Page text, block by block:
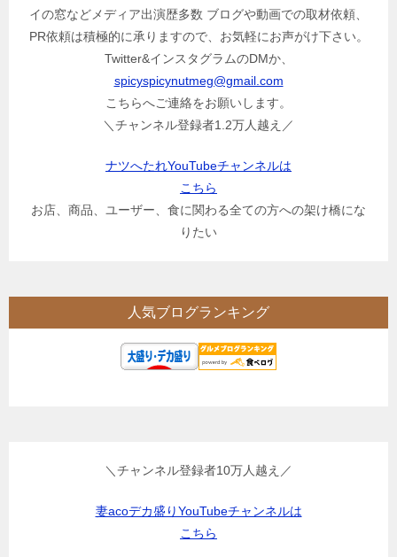
イの窓などメディア出演歴多数 ブログや動画での取材依頼、
PR依頼は積極的に承りますので、お気軽にお声がけ下さい。
Twitter&インスタグラムのDMか、
spicyspicynutmeg@gmail.com
こちらへご連絡をお願いします。
＼チャンネル登録者1.2万人越え／
ナツへたれYouTubeチャンネルは
こちら
お店、商品、ユーザー、食に関わる全ての方への架け橋にな
りたい
人気ブログランキング
＼チャンネル登録者10万人越え／
妻acoデカ盛りYouTubeチャンネルは
こちら